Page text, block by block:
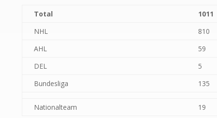
Total
1011
NHL
810
AHL
59
DEL
5
Bundesliga
135
Nationalteam 19